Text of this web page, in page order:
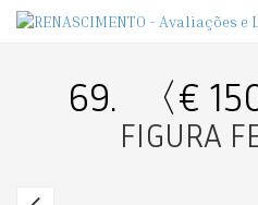
69. 〈€
FIGURA